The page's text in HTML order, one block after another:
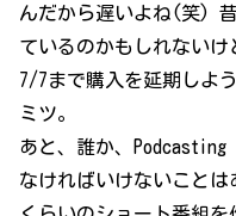
んだから遅いよね(笑)
ているのかもしれない
7/7まで購入を延期しよ
ミツ。
あと、誰か、
なければいけないこと